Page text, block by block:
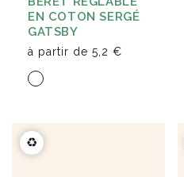
EN COTON SERGÉ
GATSBY
à partir de 5,2 €
♻️